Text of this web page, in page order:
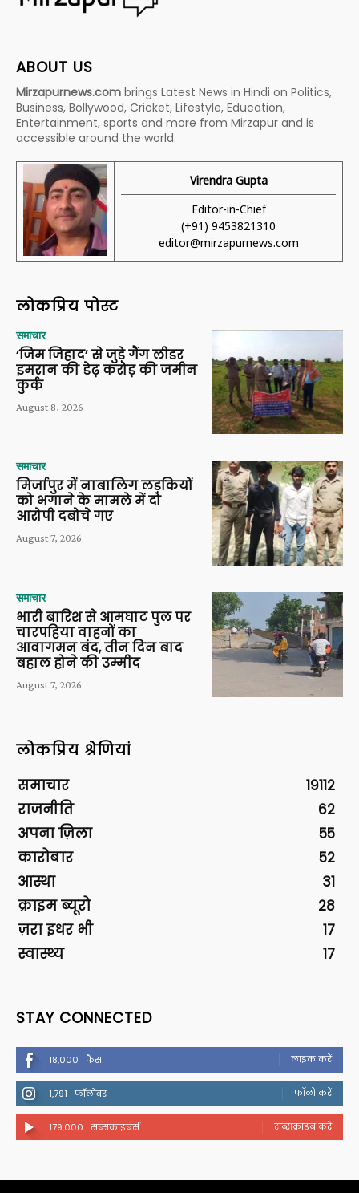
ABOUT US
Mirzapurnews.com brings Latest News in Hindi on Politics,
Business, Bollywood, Cricket, Lifestyle, Education,
Entertainment, sports and more from Mirzapur and is
accessible around the world.
Virendra Gupta
Editor-in-Chief
(+91) 9453821310
editor@mirzapurnews.com
लोकप्रिय पोस्ट
समाचार
‘जिम जिहाद’ से जुड़े गैंग लीडर
इमरान की डेढ़ करोड़ की जमीन
कुर्क
August 8, 2026
समाचार
मिर्जापुर में नाबालिग लड़कियों
को भगाने के मामले में दो
आरोपी दबोचे गए
August 7, 2026
समाचार
भारी बारिश से आमघाट पुल पर
चारपहिया वाहनों का
आवागमन बंद, तीन दिन बाद
बहाल होने की उम्मीद
August 7, 2026
लोकप्रिय श्रेणियां
समाचार
19112
राजनीति
62
अपना ज़िला
55
कारोबार
52
आस्था
31
क्राइम ब्यूरो
28
ज़रा इधर भी
17
स्वास्थ्य
17
STAY CONNECTED
18,000 फैंस लाइक करें
1,791 फॉलोवर फॉलो करें
179,000 सब्सक्राइबर्स सब्सक्राइब करें